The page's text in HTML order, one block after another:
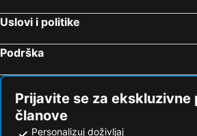
Uslovi i politike
Podrška
Prijavite se za ekskluzivne
članove
Personalizuj doživljaj